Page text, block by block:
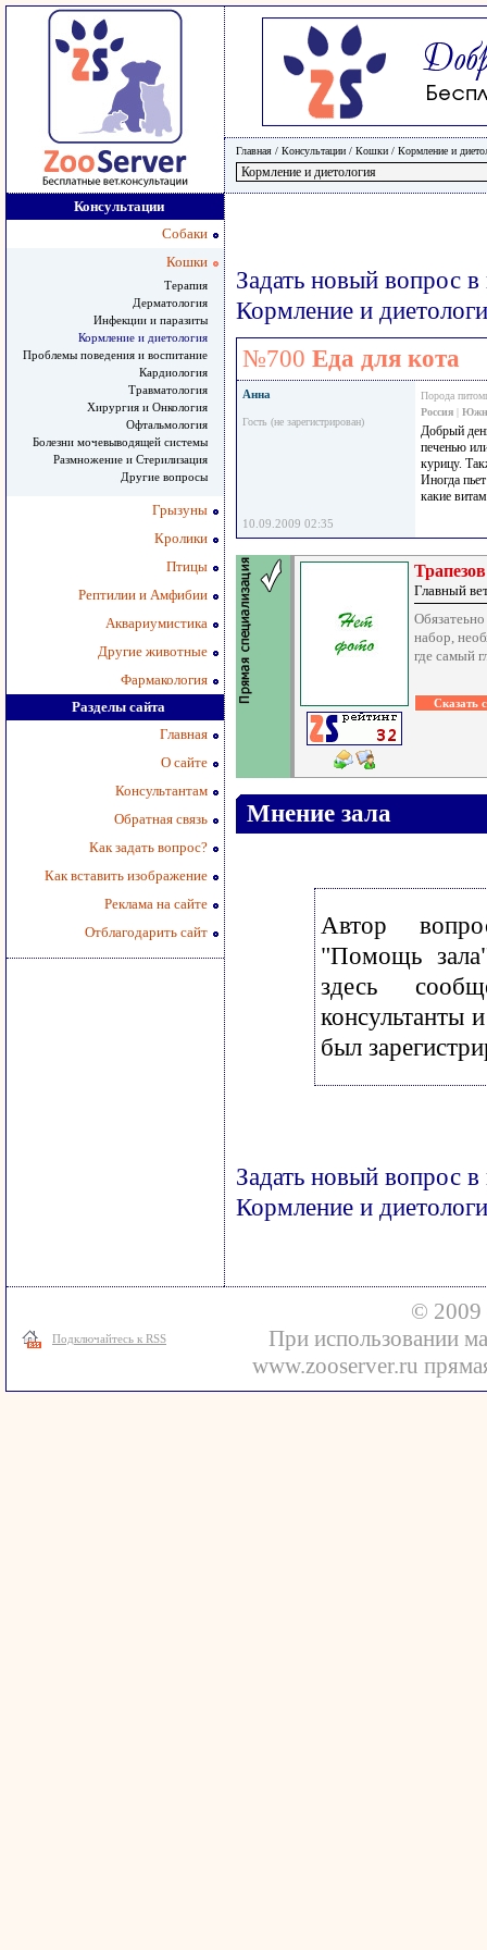
Главная / Консультации / Кошки / Кормление и
Консультации
Собаки
Кошки
Терапия
Дерматология
Инфекции и паразиты
Кормление и диетология
Проблемы поведения и воспитание
Кардиология
Травматология
Хирургия и Онкология
Офтальмология
Болезни мочевыводящей системы
Размножение и Стерилизация
Другие вопросы
Грызуны
Кролики
Птицы
Рептилии и Амфибии
Аквариумистика
Другие животные
Фармакология
Разделы сайта
Главная
О сайте
Консультантам
Обратная связь
Как задать вопрос?
Как вставить изображение
Реклама на сайте
Отблагодарить сайт
Задать новый вопрос
Кормление и
№700 Еда для кота
Анна
Гость (не зарегистрирован)
Порода
Россия |
Добрый
печенью
курицу.
Иногда
какие
10.09.2009 02:35
Главный
набор,
где самый
Мнение зала
Автор
"Помощь
здесь
консультанты
был
Задать новый вопрос
Кормление и
Подключайтесь к RSS
© 2009
При использовании
www.zooserver.ru